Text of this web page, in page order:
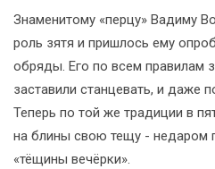
Знаменитому «перцу» Вадиму
роль зятя и пришлось ему
обряды. Его по всем правилам
заставили станцевать, и даже
Теперь по той же традиции в
на блины свою тещу - недаром
«тёщины вечёрки».